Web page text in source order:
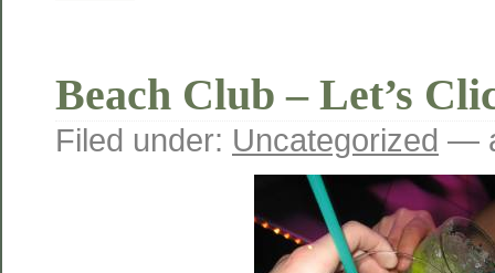
Beach Club – Let’s
Filed under: Uncategorized —